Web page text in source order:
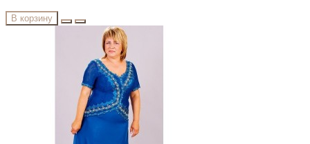
В корзину